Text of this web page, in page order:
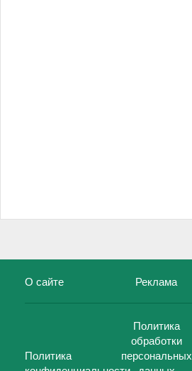
О сайте Реклама
Политика
Политика
обработки
персональных